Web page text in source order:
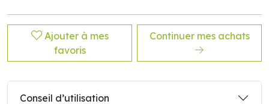
Ajouter à mes
favoris
Continuer mes achats
Conseil d’utilisation